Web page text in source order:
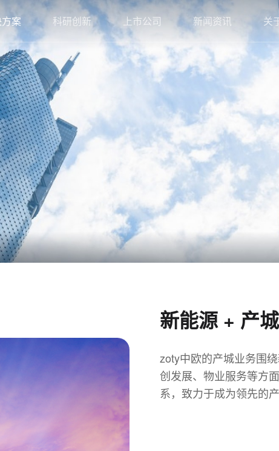
案 科研创新 上市公司 新闻资讯 关
新能源 + 产城
zoty中欧的产城业务围
创发展、物业服务等方
系，致力于成为领先的
位于湖州太湖新区核心
位于湖州长兴县煤山镇
项目由位于杭州余杭区